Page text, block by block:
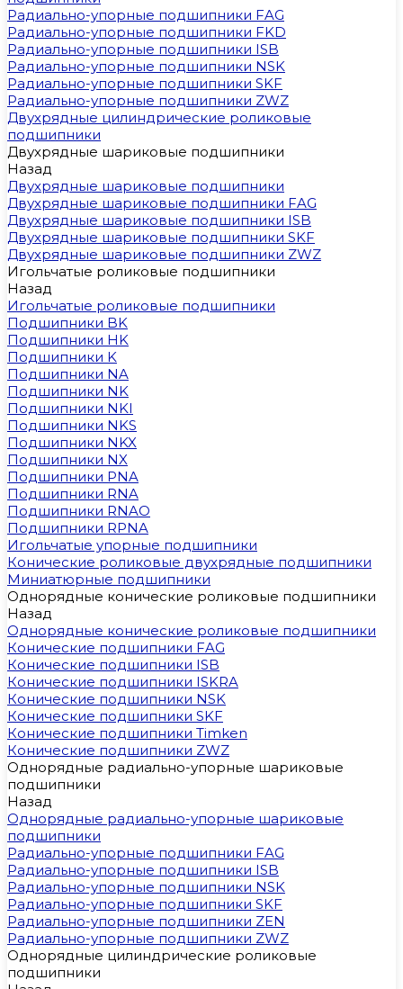
Радиально-упорные подшипники FAG
Радиально-упорные подшипники FKD
Радиально-упорные подшипники ISB
Радиально-упорные подшипники NSK
Радиально-упорные подшипники SKF
Радиально-упорные подшипники ZWZ
Двухрядные цилиндрические роликовые
подшипники
Двухрядные шариковые подшипники
Назад
Двухрядные шариковые подшипники
Двухрядные шариковые подшипники FAG
Двухрядные шариковые подшипники ISB
Двухрядные шариковые подшипники SKF
Двухрядные шариковые подшипники ZWZ
Игольчатые роликовые подшипники
Назад
Игольчатые роликовые подшипники
Подшипники BK
Подшипники HK
Подшипники K
Подшипники NA
Подшипники NK
Подшипники NKI
Подшипники NKS
Подшипники NKX
Подшипники NX
Подшипники PNA
Подшипники RNA
Подшипники RNAO
Подшипники RPNA
Игольчатые упорные подшипники
Конические роликовые двухрядные подшипники
Миниатюрные подшипники
Однорядные конические роликовые подшипники
Назад
Однорядные конические роликовые подшипники
Конические подшипники FAG
Конические подшипники ISB
Конические подшипники ISKRA
Конические подшипники NSK
Конические подшипники SKF
Конические подшипники Timken
Конические подшипники ZWZ
Однорядные радиально-упорные шариковые
подшипники
Назад
Однорядные радиально-упорные шариковые
подшипники
Радиально-упорные подшипники FAG
Радиально-упорные подшипники ISB
Радиально-упорные подшипники NSK
Радиально-упорные подшипники SKF
Радиально-упорные подшипники ZEN
Радиально-упорные подшипники ZWZ
Однорядные цилиндрические роликовые
подшипники